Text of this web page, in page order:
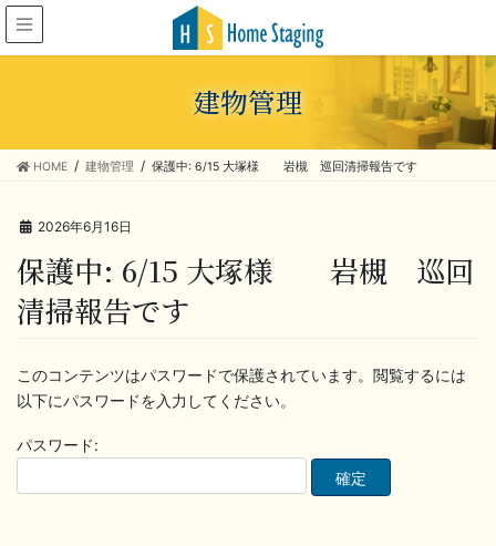
建物管理
HOME 建物管理 保護中: 6/15 大塚様 岩槻 巡回清掃報告です
2026年6月16日
保護中: 6/15 大塚様 岩槻 巡回
清掃報告です
このコンテンツはパスワードで保護されています。閲覧するには
以下にパスワードを入力してください。
パスワード: